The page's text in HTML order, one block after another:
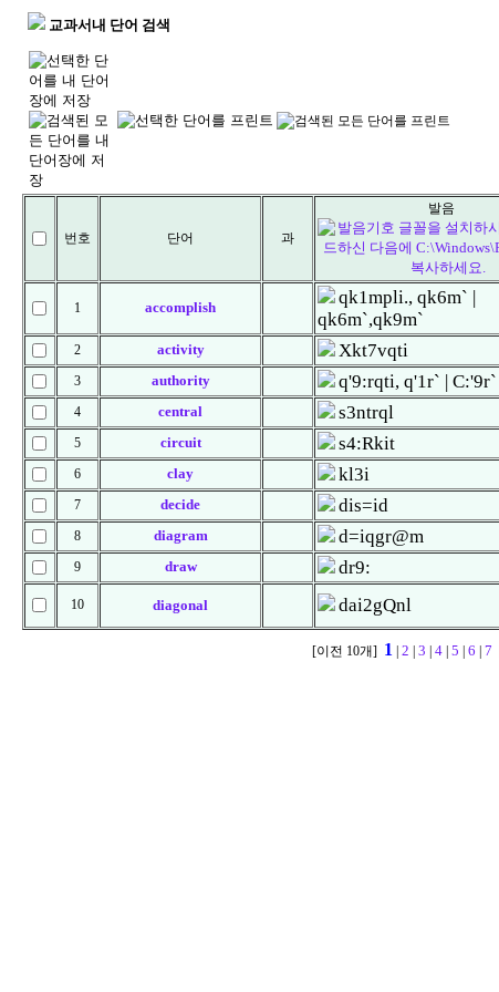
교과서내 단어 검색
번호 단어 과
발음
1 accomplish
qk1mpli., qk6m` |
qk6m`,qk9m`
2 activity Xkt7vqti
3
authority q'9:rqti, q'1r` | C:'9r`
4
central s3ntrql
5
circuit s4:Rkit
6
clay kl3i
7
decide dis=id
8
diagram d=iqgr@m
9
draw dr9:
10 diagonal dai2gQnl
[이전 10개] 1 2 3 4 5 6 7